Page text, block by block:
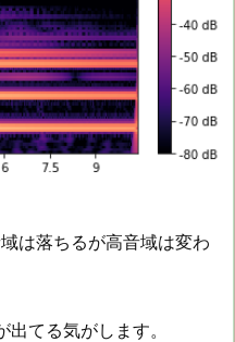
は落ちるが高音域は変わ
てる気がします。